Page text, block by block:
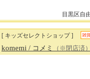
目黒区自
[ キッズセレクトショップ ] 雑
komemi / コメミ （※閉店済）